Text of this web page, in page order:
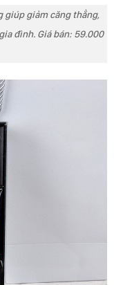
giúp giảm căng thẳng,
đình. Giá bán: 59.000